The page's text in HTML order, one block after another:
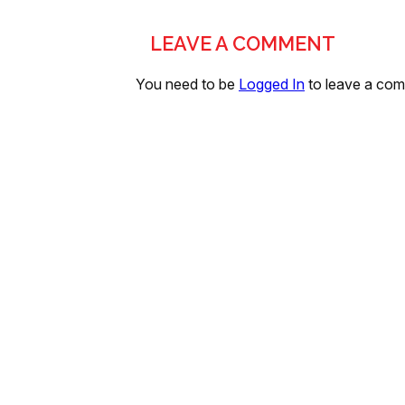
LEAVE A COMMENT
You need to be Logged In to leave a